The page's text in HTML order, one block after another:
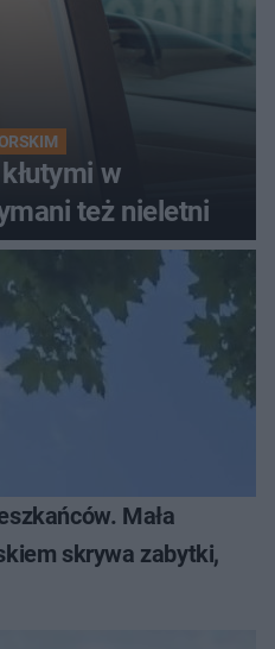
w
też nieletni
Mała
skrywa zabytki,